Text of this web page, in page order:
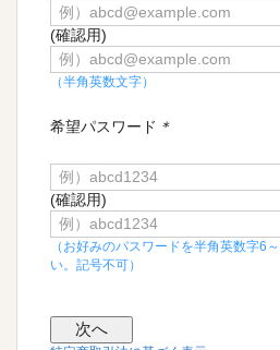
(確認用)
（半角英数文字）
希望パスワード ＊
(確認用)
（お好みのパスワードを半角英数字6
い。記号不可）